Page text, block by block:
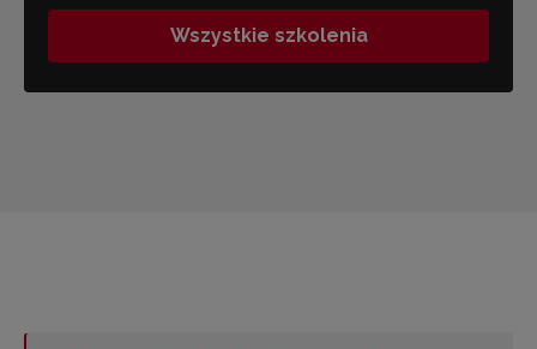
Wszystkie szkolenia